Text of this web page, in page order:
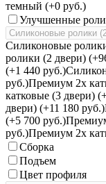
темный (+0 руб.)
Улучшенные
Силиконовые
ролики (2 двери)
(+1 440 руб.)
руб.)Премиум 2х
катковые (3 двери)
двери) (+11 180 руб.)
(+5 700 руб.)
руб.)Премиум 2х
Сборка
Подъем
Цвет профиля